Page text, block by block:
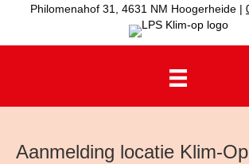
Philomenahof 31, 4631 NM Hoogerheide |
Aanmelding locatie Klim-Op